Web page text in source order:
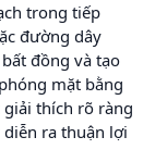
trong tiếp
đường dây
đồng và tạo
mặt bằng
thích rõ ràng
ra thuận lợi